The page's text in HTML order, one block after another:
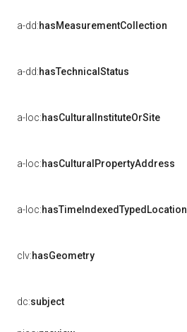
a-dd:hasMeasurementCollection
a-dd:hasTechnicalStatus
a-loc:hasCulturalInstituteOrSite
a-loc:hasCulturalPropertyAddress
a-loc:hasTimeIndexedTypedLocation
clv:hasGeometry
dc:subject